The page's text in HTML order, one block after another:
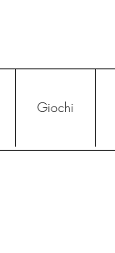
Giochi